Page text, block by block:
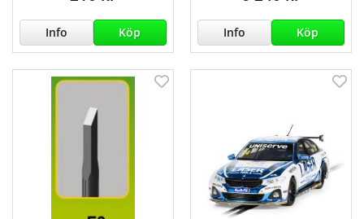
Info Köp Info Köp